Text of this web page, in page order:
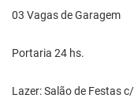
03 Vagas de Garagem
Portaria 24 hs.
Lazer: Salão de Festas